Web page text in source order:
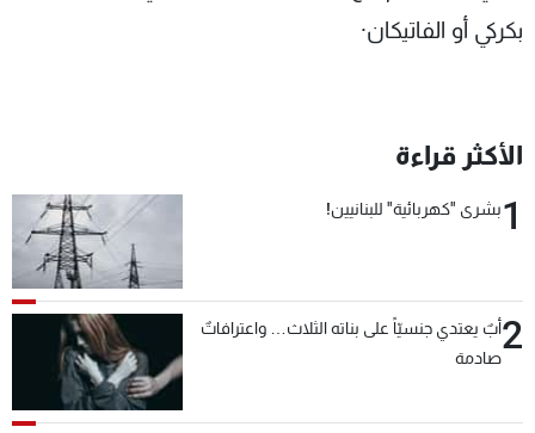
بكركي أو الفاتيكان·
الأكثر قراءة
1بشرى "كهربائية" للبنانيين!
2أبٌ يعتدي جنسيّاً على بناته الثلاث… واعترافاتٌ
صادمة